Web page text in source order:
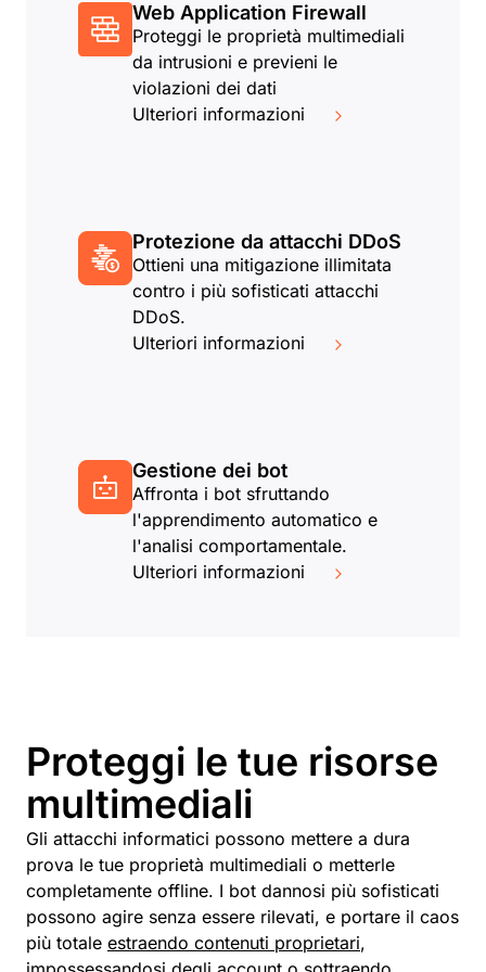
Web Application Firewall
Proteggi le proprietà multimediali
da intrusioni e previeni le
violazioni dei dati
Ulteriori informazioni
Protezione da attacchi DDoS
Ottieni una mitigazione illimitata
contro i più sofisticati attacchi
DDoS.
Ulteriori informazioni
Gestione dei bot
Affronta i bot sfruttando
l'apprendimento automatico e
l'analisi comportamentale.
Ulteriori informazioni
Proteggi le tue risorse
multimediali
Gli attacchi informatici possono mettere a dura
prova le tue proprietà multimediali o metterle
completamente offline. I bot dannosi più sofisticati
possono agire senza essere rilevati, e portare il caos
più totale estraendo contenuti proprietari,